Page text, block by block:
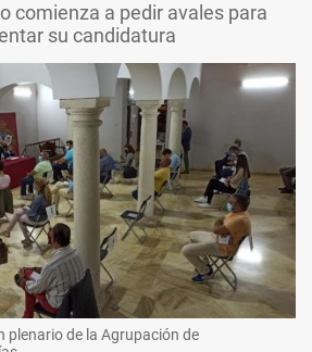
comienza a pedir avales para
su candidatura
plenario de la Agrupación de